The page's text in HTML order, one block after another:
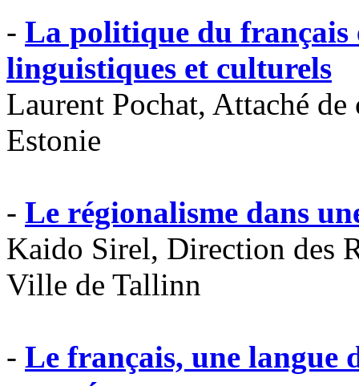
- La politique du français
linguistiques et culturels
Laurent Pochat, Attaché
Estonie
- Le régionalisme dans
Kaido Sirel, Direction des
Ville de Tallinn
- Le français, une langue